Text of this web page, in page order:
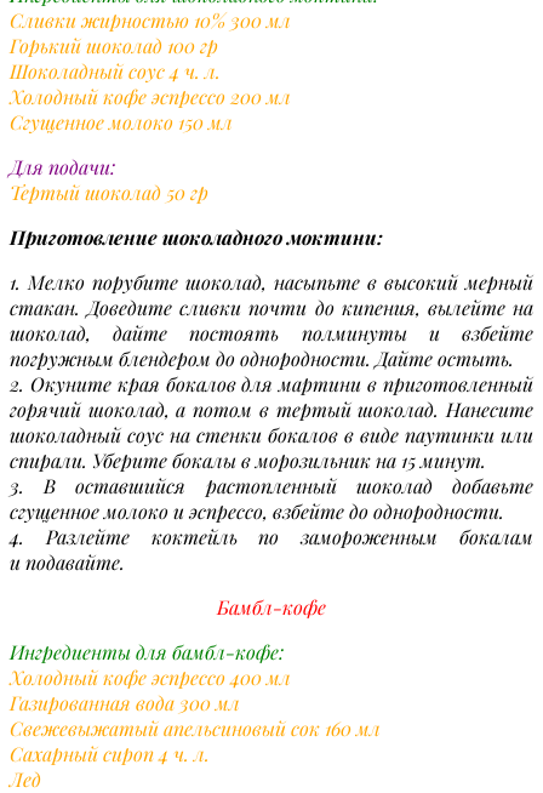
Сливки жирностью 10% 300 мл
Горький шоколад 100 гр
Шоколадный соус 4 ч. л.
Холодный кофе эспрессо 200 мл
Сгущенное молоко 150 мл
Для подачи:
Тертый шоколад 50 гр
Приготовление шоколадного моктини:
1. Мелко порубите шоколад, насыпьте в высокий мерный
стакан. Доведите сливки почти до кипения, вылейте на
шоколад, дайте постоять полминуты и взбейте
погружным блендером до однородности. Дайте остыть.
2. Окуните края бокалов для мартини в приготовленный
горячий шоколад, а потом в тертый шоколад. Нанесите
шоколадный соус на стенки бокалов в виде паутинки или
спирали. Уберите бокалы в морозильник на 15 минут.
3. В оставшийся растопленный шоколад добавьте
сгущенное молоко и эспрессо, взбейте до однородности.
4. Разлейте коктейль по замороженным бокалам
и подавайте.
Бамбл-кофе
Ингредиенты для бамбл-кофе:
Холодный кофе эспрессо 400 мл
Газированная вода 300 мл
Свежевыжатый апельсиновый сок 160 мл
Сахарный сироп 4 ч. л.
Лед